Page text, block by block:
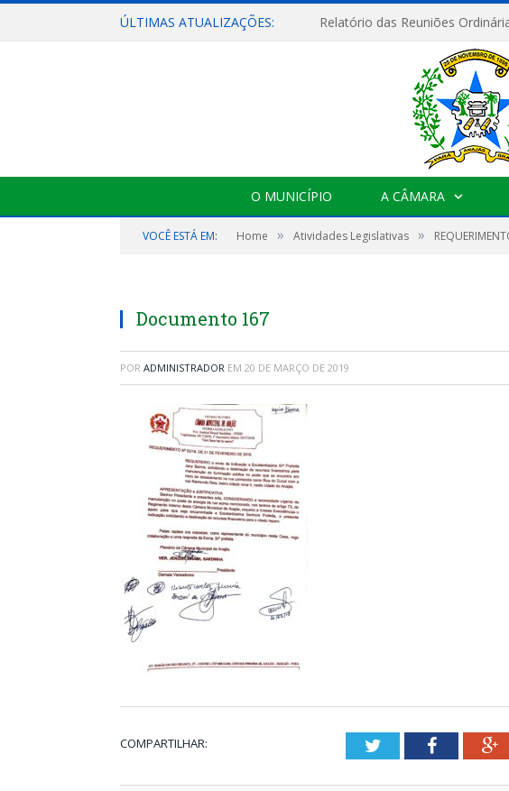
ÚLTIMAS ATUALIZAÇÕES: Relatório das Reuniões
O MUNICÍPIO A CÂMARA
VOCÊ ESTÁ EM: Home » Atividades Legislativas »
Documento 167
POR ADMINISTRADOR EM 20 DE MARÇO DE 2019
COMPARTILHAR: TwitterFacebook